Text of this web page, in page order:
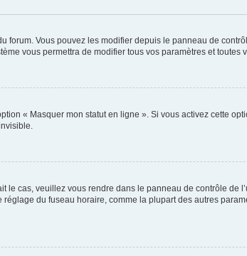
Vous pouvez les modifier depuis le panneau de
vous permettra de modifier tous vos paramètres et toutes
« Masquer mon statut en ligne ». Si vous activez cette
le cas, veuillez vous rendre dans le panneau de contrôle de
du fuseau horaire, comme la plupart des autres